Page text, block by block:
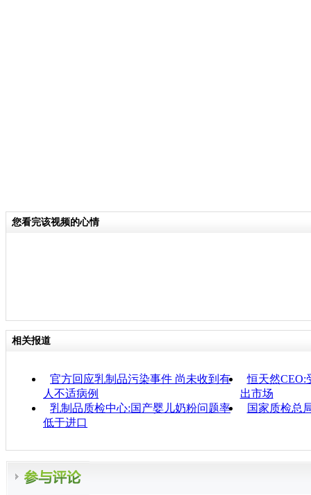
您看完该视频的心情
相关报道
官方回应乳制品污染事件 尚未收到有
人不适病例
恒天然CEO:
出市场
乳制品质检中心:国产婴儿奶粉问题率
低于进口
国家质检总